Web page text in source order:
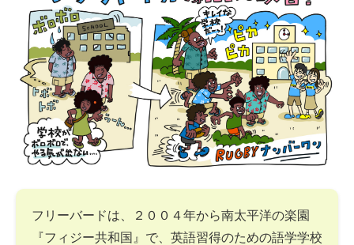
フリーバードは、２００４年から南太平洋の楽園
『フィジー共和国』で、英語習得のための語学学校